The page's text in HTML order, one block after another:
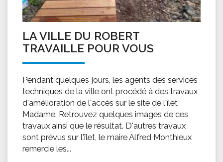
LA VILLE DU ROBERT
TRAVAILLE POUR VOUS
Pendant quelques jours, les agents des services
techniques de la ville ont procédé à des travaux
d'amélioration de l'accès sur le site de l'îlet
Madame. Retrouvez quelques images de ces
travaux ainsi que le résultat. D'autres travaux
sont prévus sur l'îlet, le maire Alfred Monthieux
remercie les...